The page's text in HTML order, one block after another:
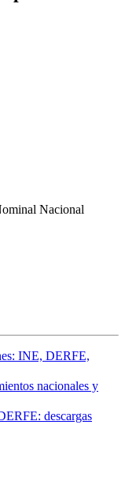
Nacional
INE, DERFE,
nacionales y
descargas